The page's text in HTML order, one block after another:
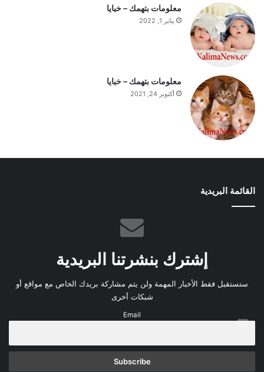
معلومات بتهمك – خبايا
يناير 1, 2022
معلومات بتهمك – خبايا
أكتوبر 24, 2021
القائمة البريدية
إشترك بنشرتنا البريدية
ستستقبل فقط الأخبار المهمة ولن يتم مشاركة بريدك الخاص مع مواقع أو
شبكات أخرى
Email